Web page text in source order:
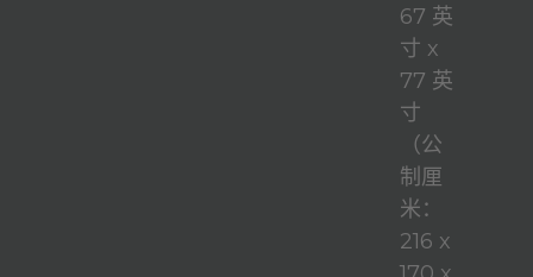
67 英
寸 x
77 英
寸
（公
制厘
米：
216 x